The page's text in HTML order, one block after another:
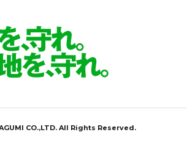
CO.,LTD. All Rights Reserved.